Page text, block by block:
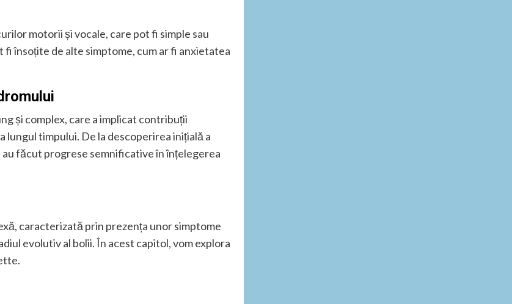
motorii și vocale, care pot fi simple sau
însoțite de alte simptome, cum ar fi anxietatea
și complex, care a implicat contribuții
timpului. De la descoperirea inițială a
făcut progrese semnificative în înțelegerea
caracterizată prin prezența unor simptome
evolutiv al bolii. În acest capitol, vom explora